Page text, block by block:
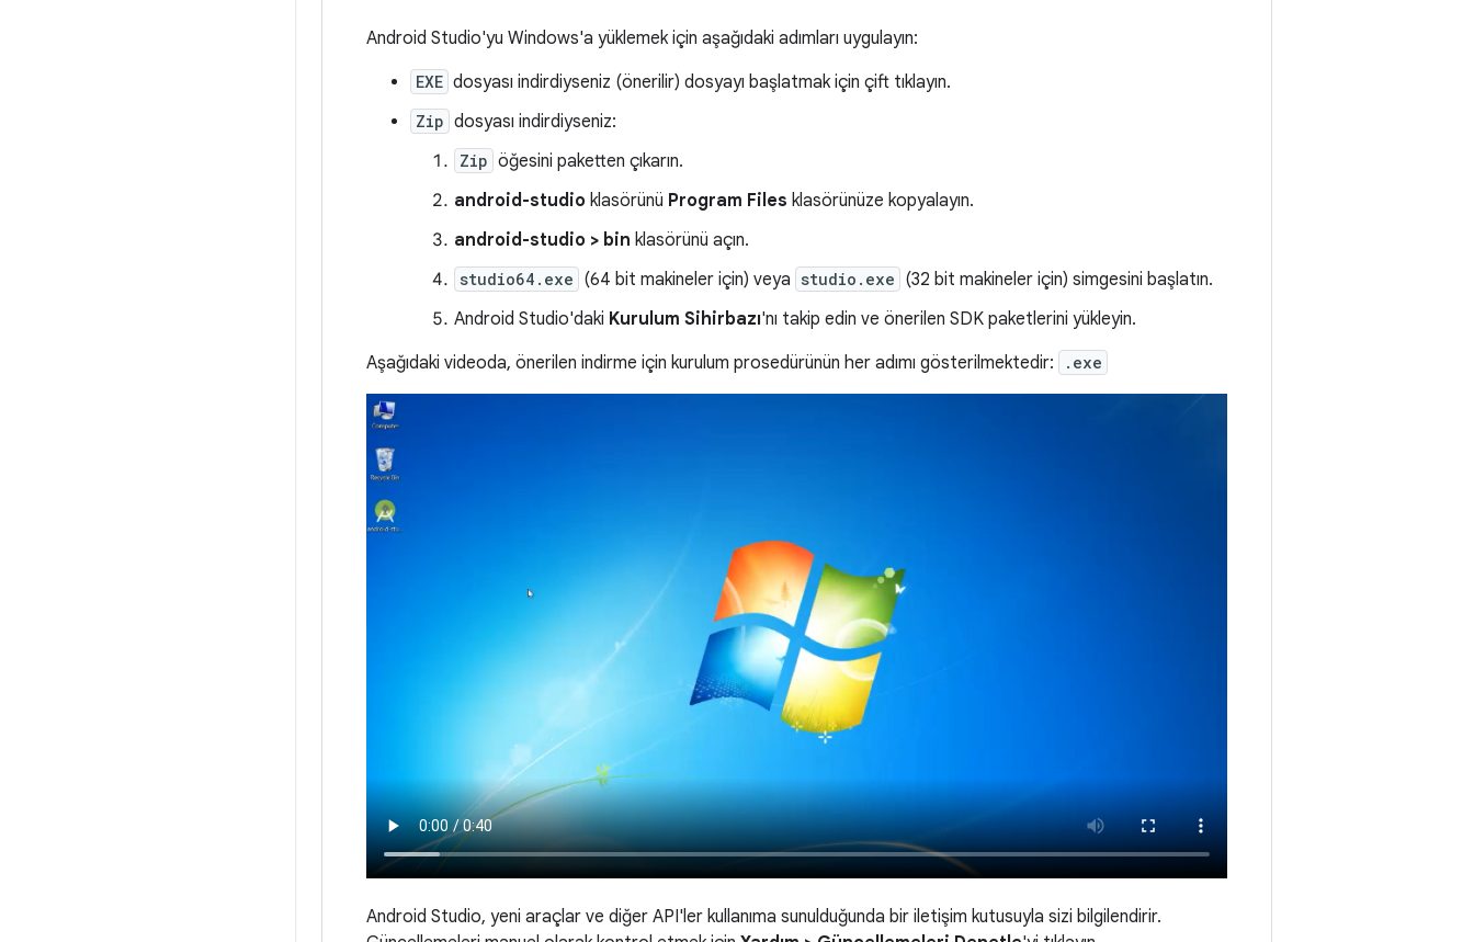
Android Studio'yu Windows'a yüklemek için aşağıdaki adımları uygulayın:
EXE dosyası indirdiyseniz (önerilir) dosyayı başlatmak için çift tıklayın.
Zip dosyası indirdiyseniz:
Zip öğesini paketten çıkarın.
android-studio klasörünü Program Files klasörünüze kopyalayın.
android-studio > bin klasörünü açın.
studio64.exe (64 bit makineler için) veya studio.exe (32 bit makineler için) simgesini başlatın.
Android Studio'daki Kurulum Sihirbazı'nı takip edin ve önerilen SDK paketlerini yükleyin.
Aşağıdaki videoda, önerilen indirme için kurulum prosedürünün her adımı gösterilmektedir:
.exe
Android Studio, yeni araçlar ve diğer API'ler kullanıma sunulduğunda bir iletişim kutusuyla sizi bilgilendirir.